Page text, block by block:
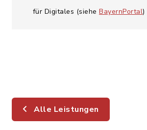
für Digitales (siehe BayernPortal)
Alle Leistungen